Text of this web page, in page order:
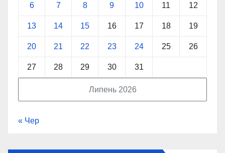
Липень 2026
6 7 8 9 10 11 12
13 14 15 16 17 18 19
20 21 22 23 24 25 26
27 28 29 30 31
« Чер